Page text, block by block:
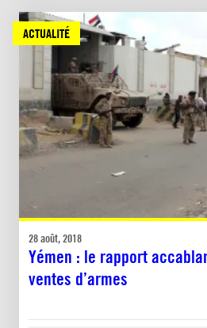
ACTUALITÉ
28 août, 2018
Yémen : le rapport
ventes d’armes